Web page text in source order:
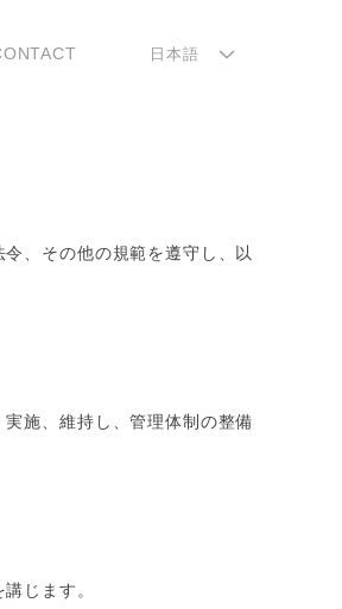
日本語
、その他の規範を遵守し、以
施、維持し、管理体制の整備
じます。